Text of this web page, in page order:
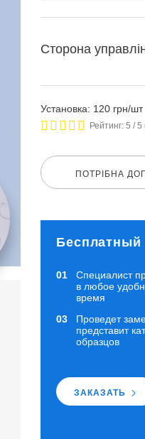
Сторона
Установка: 120 грн/шт
Рейтинг:5 / 5
ПОТРIБНА
Специалист
в любое
время
Проведет
представит
образцов
ЗАКАЗАТЬ